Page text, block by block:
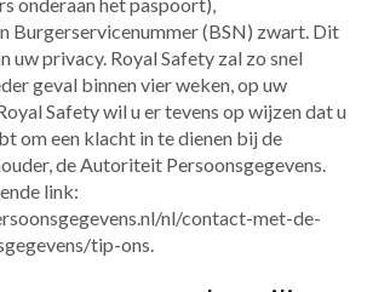
Burgerservicenummer (BSN) zwart. Dit
uw privacy. Royal Safety zal zo snel
geval binnen vier weken, op uw
Safety wil u er tevens op wijzen dat u
om een klacht in te dienen bij de
de Autoriteit Persoonsgegevens.
link:
nl/contact-met-de-
tip-ons.